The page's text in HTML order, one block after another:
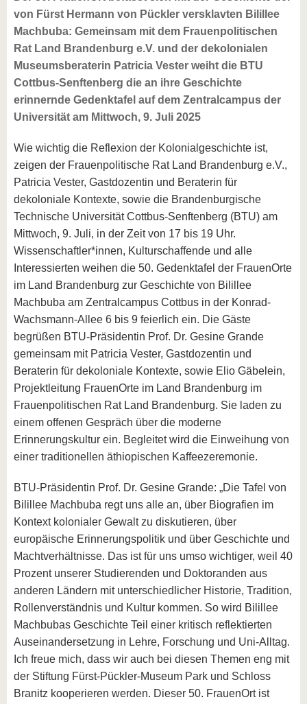
von Fürst Hermann von Pückler versklavten Bilillee
Machbuba: Gemeinsam mit dem Frauenpolitischen
Rat Land Brandenburg e.V. und der dekolonialen
Museumsberaterin Patricia Vester weiht die BTU
Cottbus-Senftenberg die an ihre Geschichte
erinnernde Gedenktafel auf dem Zentralcampus der
Universität am Mittwoch, 9. Juli 2025
Wie wichtig die Reflexion der Kolonialgeschichte ist,
zeigen der Frauenpolitische Rat Land Brandenburg e.V.,
Patricia Vester, Gastdozentin und Beraterin für
dekoloniale Kontexte, sowie die Brandenburgische
Technische Universität Cottbus-Senftenberg (BTU) am
Mittwoch, 9. Juli, in der Zeit von 17 bis 19 Uhr.
Wissenschaftler*innen, Kulturschaffende und alle
Interessierten weihen die 50. Gedenktafel der FrauenOrte
im Land Brandenburg zur Geschichte von Bilillee
Machbuba am Zentralcampus Cottbus in der Konrad-
Wachsmann-Allee 6 bis 9 feierlich ein. Die Gäste
begrüßen BTU-Präsidentin Prof. Dr. Gesine Grande
gemeinsam mit Patricia Vester, Gastdozentin und
Beraterin für dekoloniale Kontexte, sowie Elio Gäbelein,
Projektleitung FrauenOrte im Land Brandenburg im
Frauenpolitischen Rat Land Brandenburg. Sie laden zu
einem offenen Gespräch über die moderne
Erinnerungskultur ein. Begleitet wird die Einweihung von
einer traditionellen äthiopischen Kaffeezeremonie.
BTU-Präsidentin Prof. Dr. Gesine Grande: „Die Tafel von
Bilillee Machbuba regt uns alle an, über Biografien im
Kontext kolonialer Gewalt zu diskutieren, über
europäische Erinnerungspolitik und über Geschichte und
Machtverhältnisse. Das ist für uns umso wichtiger, weil 40
Prozent unserer Studierenden und Doktoranden aus
anderen Ländern mit unterschiedlicher Historie, Tradition,
Rollenverständnis und Kultur kommen. So wird Bilillee
Machbubas Geschichte Teil einer kritisch reflektierten
Auseinandersetzung in Lehre, Forschung und Uni-Alltag.
Ich freue mich, dass wir auch bei diesen Themen eng mit
der Stiftung Fürst-Pückler-Museum Park und Schloss
Branitz kooperieren werden. Dieser 50. FrauenOrt ist